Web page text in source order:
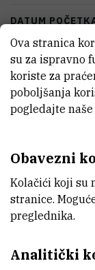
DATUM
1.1.2002.
DATUM
31.12.2005.
0HRK
VIŠE
Ova stranica
su za ispravno
koriste za
poboljšanja
pogledajte naše
Obavezni
Kolačići koji su
stranice.
preglednika.
Analitički